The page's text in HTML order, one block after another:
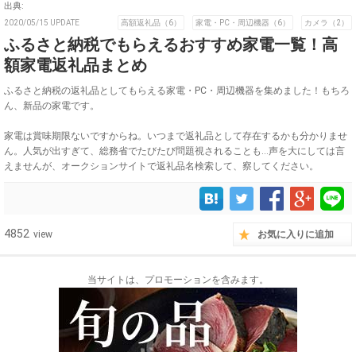
出典:
2020/05/15 UPDATE 高額返礼品（6） 家電・PC・周辺機器（6） カメラ（2）
ふるさと納税でもらえるおすすめ家電一覧！高
額家電返礼品まとめ
ふるさと納税の返礼品としてもらえる家電・PC・周辺機器を集めました！もちろ
ん、新品の家電です。
家電は賞味期限ないですからね。いつまで返礼品として存在するかも分かりませ
ん。人気が出すぎて、総務省でたびたび問題視されることも…声を大にしては言
えませんが、オークションサイトで返礼品名検索して、察してください。
4852 view お気に入りに追加
当サイトは、プロモーションを含みます。